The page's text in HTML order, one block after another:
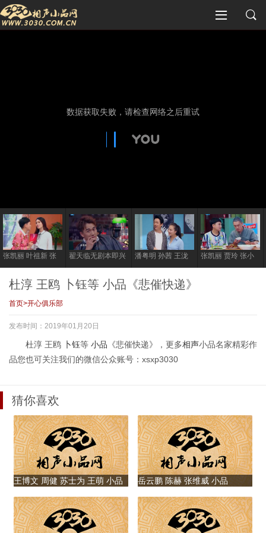
张凯丽 叶祖新 张
小斐等 小品《王牌
红娘》
翟天临无剧本即兴
表演
潘粤明 孙茜 王泷
正 汪晴 小品《房
不胜防》
张凯丽 贾玲 张小
斐等 小品《靓妈当
潘粤明 贾玲 张小
斐等 小品《守护大
小姐》
孙茜无剧本即兴表
演，对阵张泰维应
对难题
潘粤明无剧本即兴
表演，被许君聪带
着学生刁难
叶祖新 张泰维 何
欢等 小品《悲催神
叶祖新无剧本即兴
表演，被吊威亚无
法自控被耍
肖央 李晨 许君聪
小品《科学实验
室》
翟天临 印小天 许
君聪等 小品《英雄
游戏》
吴京 卢靖姗 卜钰
何欢 小品《妇产科
风云》
李晨 贾玲 张小斐
小品《宝贝计划》
沙溢 王宁 何欢 朱
天福 小品《喜马拉
雅登山队》
沙溢 朱天福 卜钰
等 小品《超人老
爸》
王鸥 张小斐 许君
聪等 小品《演员的
诞生》
杜淳 王鸥 卜钰等 小品《悲催快递》
首页>开心俱乐部
发布时间：2019年01月20日
杜淳 王鸥 卜钰等 小品 《悲催快递》，更多相声小品名家精彩作
品您也可关注我们的微信公众账号：xsxp3030
猜你喜欢
王博文 周健 苏士为 王萌 小品
岳云鹏 陈赫 张维威 小品